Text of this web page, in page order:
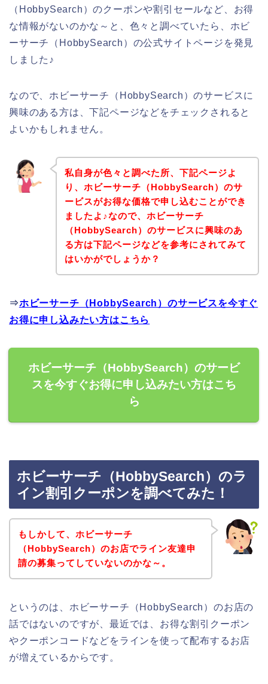
（HobbySearch）のクーポンや割引セールなど、お得
な情報がないのかな～と、色々と調べていたら、ホビ
ーサーチ（HobbySearch）の公式サイトページを発見
しました♪
なので、ホビーサーチ（HobbySearch）のサービスに
興味のある方は、下記ページなどをチェックされると
よいかもしれません。
私自身が色々と調べた所、下記ページよ
り、ホビーサーチ（HobbySearch）のサ
ービスがお得な価格で申し込むことができ
ましたよ♪なので、ホビーサーチ
（HobbySearch）のサービスに興味のあ
る方は下記ページなどを参考にされてみて
はいかがでしょうか？
⇒ホビーサーチ（HobbySearch）のサービスを今すぐ
お得に申し込みたい方はこちら
ホビーサーチ（HobbySearch）のサービ
スを今すぐお得に申し込みたい方はこち
ら
ホビーサーチ（HobbySearch）のラ
イン割引クーポンを調べてみた！
もしかして、ホビーサーチ
（HobbySearch）のお店でライン友達申
請の募集ってしていないのかな～。
というのは、ホビーサーチ（HobbySearch）のお店の
話ではないのですが、最近では、お得な割引クーポン
やクーポンコードなどをラインを使って配布するお店
が増えているからです。